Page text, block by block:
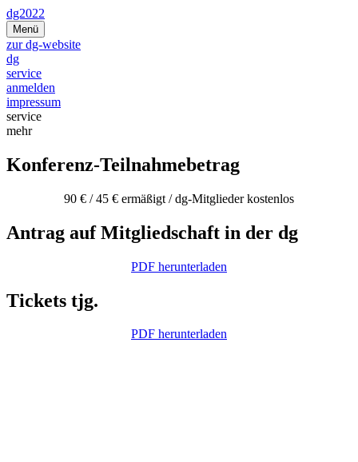
Zum
Inhalt
springen
dg2022
Menü
zur dg-website
dg
service
anmelden
impressum
service
mehr
Konferenz-Teilnahmebetrag
90 € / 45 € ermäßigt / dg-Mitglieder kostenlos
Antrag auf Mitgliedschaft in der dg
PDF herunterladen
Tickets tjg.
PDF herunterladen